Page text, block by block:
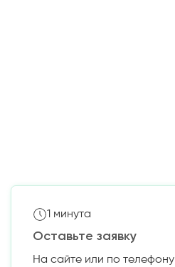
1 минута
Оставьте заявку
На сайте или по телефону